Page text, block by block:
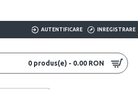
AUTENTIFICARE INREGISTRARE
0 produs(e) - 0.00 RON